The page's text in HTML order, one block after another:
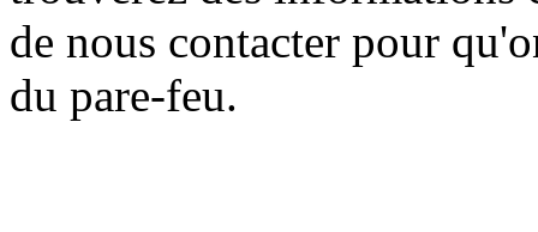
de nous contacter pour
du pare-feu.